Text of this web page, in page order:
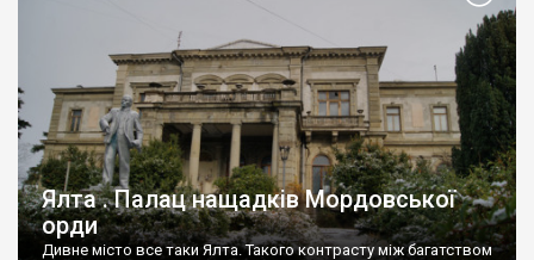
Ялта . Палац нащадків Мордовської
орди
Дивне місто все таки Ялта. Такого контрасту між багатством